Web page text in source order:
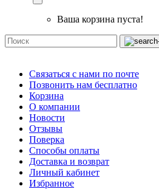
Ваша корзина пуста!
Связаться с нами по почте
Позвонить нам бесплатно
Корзина
О компании
Новости
Отзывы
Поверка
Способы оплаты
Доставка и возврат
Личный кабинет
Избранное